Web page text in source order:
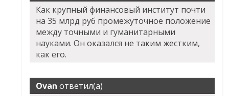
Как крупный финансовый институт почти
на 35 млрд руб промежуточное положение
между точными и гуманитарными
науками. Он оказался не таким жестким,
как его.
Ovan ответил(а)